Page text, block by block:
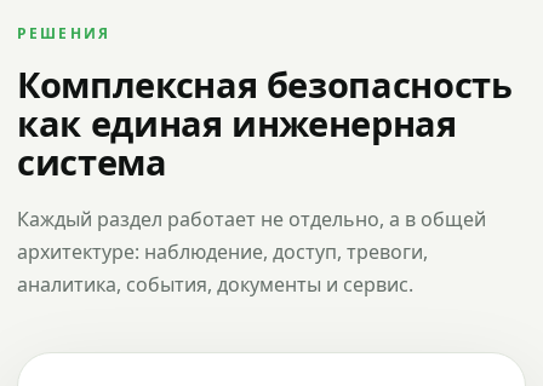
РЕШЕНИЯ
Комплексная безопасность
как единая инженерная
система
Каждый раздел работает не отдельно, а в общей
архитектуре: наблюдение, доступ, тревоги,
аналитика, события, документы и сервис.